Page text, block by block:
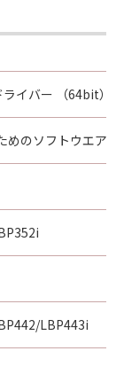
米国政
規定が適
as such
1995).
C.F.R.
1995),
acquire
set
ku,
とは、
ェア」を
ライバー （64bit）
めのソフトウエアで
LBP443i